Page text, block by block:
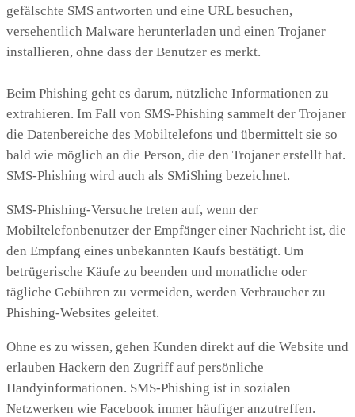
gefälschte SMS antworten und eine URL besuchen,
versehentlich Malware herunterladen und einen Trojaner
installieren, ohne dass der Benutzer es merkt.
Beim Phishing geht es darum, nützliche Informationen zu
extrahieren. Im Fall von SMS-Phishing sammelt der Trojaner
die Datenbereiche des Mobiltelefons und übermittelt sie so
bald wie möglich an die Person, die den Trojaner erstellt hat.
SMS-Phishing wird auch als SMiShing bezeichnet.
SMS-Phishing-Versuche treten auf, wenn der
Mobiltelefonbenutzer der Empfänger einer Nachricht ist, die
den Empfang eines unbekannten Kaufs bestätigt. Um
betrügerische Käufe zu beenden und monatliche oder
tägliche Gebühren zu vermeiden, werden Verbraucher zu
Phishing-Websites geleitet.
Ohne es zu wissen, gehen Kunden direkt auf die Website und
erlauben Hackern den Zugriff auf persönliche
Handyinformationen. SMS-Phishing ist in sozialen
Netzwerken wie Facebook immer häufiger anzutreffen.